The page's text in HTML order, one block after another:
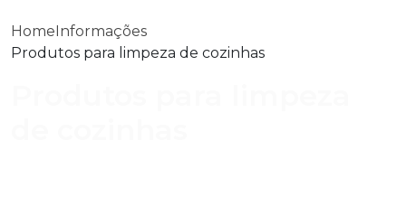
HomeInformações
Produtos para limpeza de cozinhas